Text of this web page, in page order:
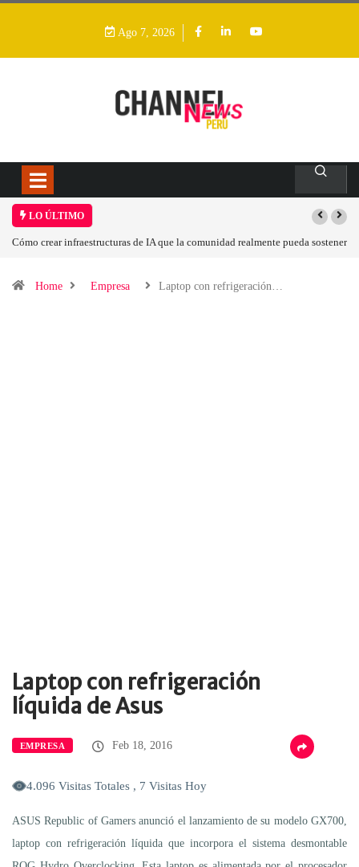
Ago 7, 2026
LO ÚLTIMO
Cómo crear infraestructuras de IA que la comunidad realmente pueda sostener
Home Empresa Laptop con refrigeración…
Laptop con refrigeración
líquida de Asus
EMPRESA Feb 18, 2016
4.096 Visitas Totales , 7 Visitas Hoy
ASUS Republic of Gamers anunció el lanzamiento de su modelo GX700,
laptop con refrigeración líquida que incorpora el sistema desmontable